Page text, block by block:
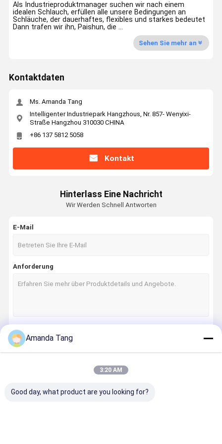
Als Industrieproduktmanager suchen wir nach einem
idealen Schlauch, erfüllen alle unsere Bedingungen an
Schläuche, der dauerhaftes, flexibles und starkes bedeutet
Dann trafen wir ihn, Paishun, die ...
Sehen Sie mehr an
Kontaktdaten
Ms. Amanda Tang
Intelligenter Industriepark Hangzhous, Nr. 857- Wenyixi-
Straße Hangzhou 310030 CHINA
+86 137 5812 5058
Kontakt
Hinterlass Eine Nachricht
Wir Werden Schnell Antworten
E-Mail
Anforderung
Amanda Tang
3:20 AM
Good day, what product are you looking for?